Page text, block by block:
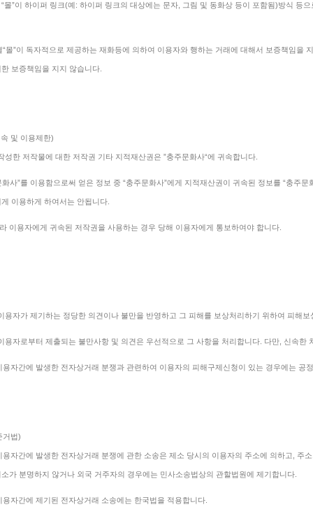
몰”이 하이퍼 링크(예: 하이퍼 링크의 대상에는 문자, 그림 및 동화상 등이 포함됨)방식 등
몰”이 독자적으로 제공하는 재화등에 의하여 이용자와 행하는 거래에 대해서 보증책임을
보증책임을 지지 않습니다.
및 이용제한)
성한 저작물에 대한 저작권 기타 지적재산권은 ”충주문화사“에 귀속합니다.
사”를 이용함으로써 얻은 정보 중 “충주문화사”에게 지적재산권이 귀속된 정보를 “충주
이용하게 하여서는 안됩니다.
이용자에게 귀속된 저작권을 사용하는 경우 당해 이용자에게 통보하여야 합니다.
용자가 제기하는 정당한 의견이나 불만을 반영하고 그 피해를 보상처리하기 위하여 피해
용자로부터 제출되는 불만사항 및 의견은 우선적으로 그 사항을 처리합니다. 다만, 신속
자간에 발생한 전자상거래 분쟁과 관련하여 이용자의 피해구제신청이 있는 경우에는
거법)
자간에 발생한 전자상거래 분쟁에 관한 소송은 제소 당시의 이용자의 주소에 의하고, 주
가 분명하지 않거나 외국 거주자의 경우에는 민사소송법상의 관할법원에 제기합니다.
자간에 제기된 전자상거래 소송에는 한국법을 적용합니다.